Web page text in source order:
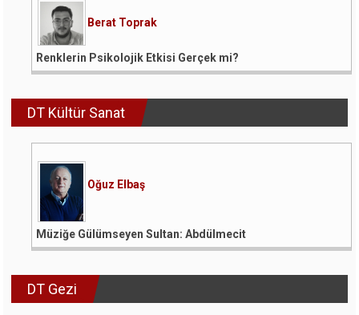
Berat Toprak
Renklerin Psikolojik Etkisi Gerçek mi?
DT Kültür Sanat
Oğuz Elbaş
Müziğe Gülümseyen Sultan: Abdülmecit
DT Gezi